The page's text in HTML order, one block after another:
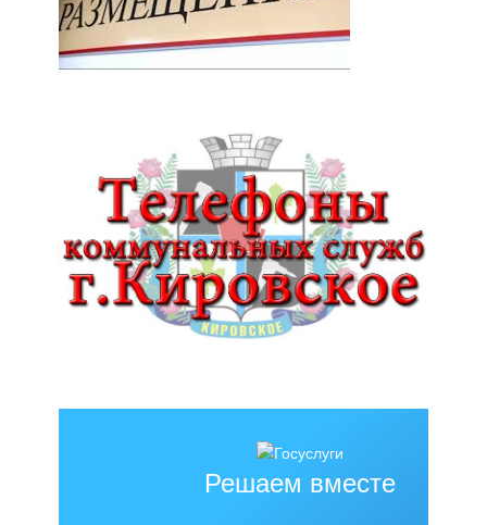
Решаем вместе